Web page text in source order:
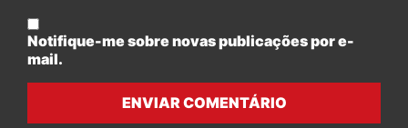
Notifique-me sobre novas publicações por e-
mail.
ENVIAR COMENTÁRIO